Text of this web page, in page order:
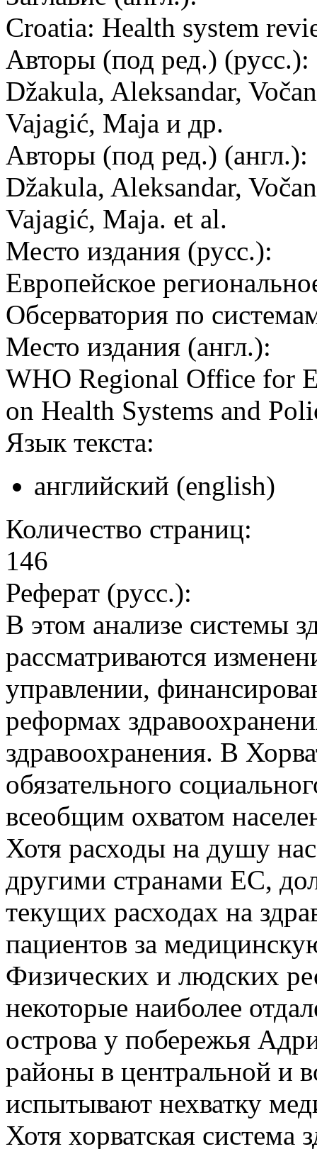
Croatia: Health system
Авторы (под ред.) (русс.):
Džakula, Aleksandar,
Vajagić, Maja и др.
Авторы (под ред.) (англ.):
Džakula, Aleksandar,
Vajagić, Maja. et al.
Место издания (русс.):
Европейское
Обсерватория по
Место издания (англ.):
WHO Regional Office for
on Health Systems and
Язык текста:
английский (english)
Количество страниц:
146
Реферат (русс.):
В этом анализе системы
рассматриваются
управлении,
реформах
здравоохранения. В
обязательного
всеобщим охватом
Хотя расходы на душу
другими странами ЕС,
текущих расходах на
пациентов за
Физических и людских
некоторые наиболее
острова у побережья
районы в центральной и
испытывают нехватку
Хотя хорватская система